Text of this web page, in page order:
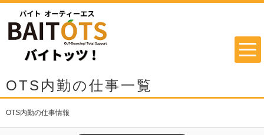
OTS内勤の仕事一覧
OTS内勤の仕事情報